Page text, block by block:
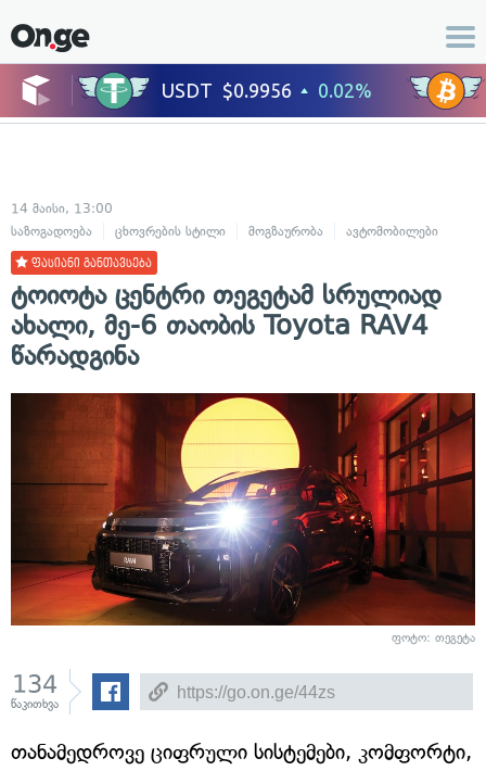
14 მაისი, 13:00
საზოგადოება
ცხოვრების სტილი მოგზაურობა ავტომობილები
ფასიანი განთავსება
ტოიოტა ცენტრი თეგეტამ სრულიად
ახალი, მე-6 თაობის Toyota RAV4
წარადგინა
ფოტო: თეგეტა
134
წაკითხვა
თანამედროვე ციფრული სისტემები, კომფორტი,